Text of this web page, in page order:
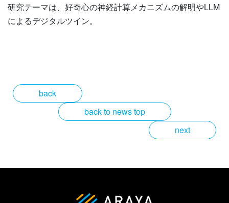
研究テーマは、好奇心の神経計算メカニズムの解明やLLM
によるデジタルツイン。
back
back to news top
next